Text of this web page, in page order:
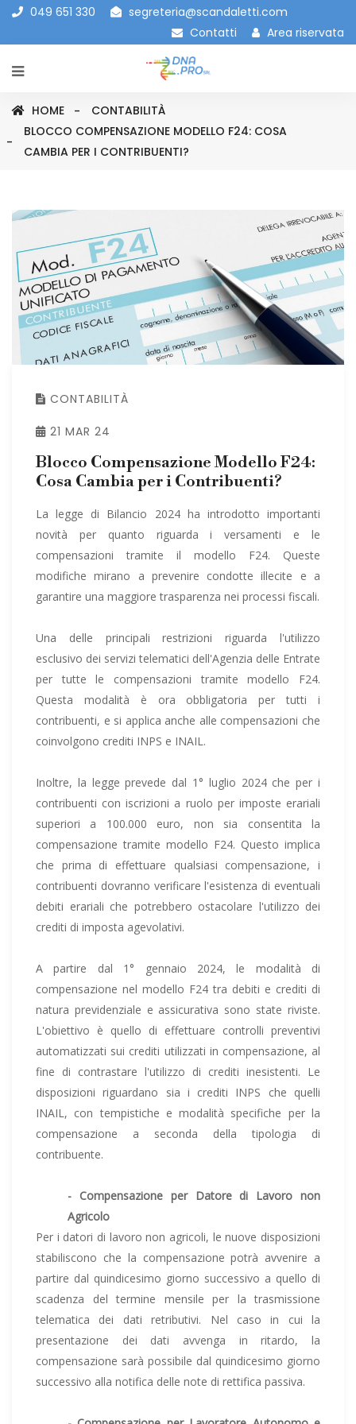
049 651 330
segreteria@scandaletti.com
Contatti
Area riservata
HOME
CONTABILITÀ
BLOCCO COMPENSAZIONE MODELLO F24: COSA
CAMBIA PER I CONTRIBUENTI?
CONTABILITÀ
21 MAR 24
Blocco Compensazione Modello F24:
Cosa Cambia per i Contribuenti?
La legge di Bilancio 2024 ha introdotto importanti
novità per quanto riguarda i versamenti e le
compensazioni tramite il modello F24. Queste
modifiche mirano a prevenire condotte illecite e a
garantire una maggiore trasparenza nei processi fiscali.
Una delle principali restrizioni riguarda l'utilizzo
esclusivo dei servizi telematici dell'Agenzia delle Entrate
per tutte le compensazioni tramite modello F24.
Questa modalità è ora obbligatoria per tutti i
contribuenti, e si applica anche alle compensazioni che
coinvolgono crediti INPS e INAIL.
Inoltre, la legge prevede dal 1° luglio 2024 che per i
contribuenti con iscrizioni a ruolo per imposte erariali
superiori a 100.000 euro, non sia consentita la
compensazione tramite modello F24. Questo implica
che prima di effettuare qualsiasi compensazione, i
contribuenti dovranno verificare l'esistenza di eventuali
debiti erariali che potrebbero ostacolare l'utilizzo dei
crediti di imposta agevolativi.
A partire dal 1° gennaio 2024, le modalità di
compensazione nel modello F24 tra debiti e crediti di
natura previdenziale e assicurativa sono state riviste.
L'obiettivo è quello di effettuare controlli preventivi
automatizzati sui crediti utilizzati in compensazione, al
fine di contrastare l'utilizzo di crediti inesistenti. Le
disposizioni riguardano sia i crediti INPS che quelli
INAIL, con tempistiche e modalità specifiche per la
compensazione a seconda della tipologia di
contribuente.
- Compensazione per Datore di Lavoro non
Agricolo
Per i datori di lavoro non agricoli, le nuove disposizioni
stabiliscono che la compensazione potrà avvenire a
partire dal quindicesimo giorno successivo a quello di
scadenza del termine mensile per la trasmissione
telematica dei dati retributivi. Nel caso in cui la
presentazione dei dati avvenga in ritardo, la
compensazione sarà possibile dal quindicesimo giorno
successivo alla notifica delle note di rettifica passiva.